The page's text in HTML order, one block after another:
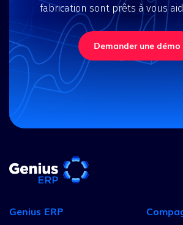
fabrication sont prêts à vous
Demander une démo
Genius ERP